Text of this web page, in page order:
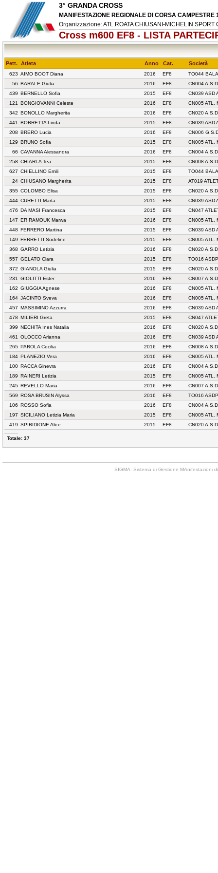
3° GRANDA CROSS
MANIFESTAZIONE REGIONALE DI CORSA
Organizzazione: ATL.ROATA CHIUSANI-MICHELIN SPORT
Cross m600 EF8 - LISTA
Pett. Atleta Anno Cat. Società
623 AIMO BOOT Diana 2016 EF8
TO044
56 BARALE Giulia 2016 EF8
CN004
439 BERNELLO Sofia 2015 EF8
CN039 ASD
121
BONGIOVANNI Celeste 2016 EF8
CN005 ATL.
342 BONOLLO Margherita 2016 EF8
CN020
441
BORRETTA Linda 2015 EF8
CN039 ASD
208 BRERO Lucia 2016 EF8
CN006
129 BRUNO Sofia 2015 EF8
CN005 ATL.
66 CAVANNA Alessandra 2016 EF8
CN004
258 CHIARLA Tea 2015 EF8
CN008
627 CHIELLINO Emili 2015 EF8
TO044
24 CHIUSANO Margherita 2015 EF8
AT019
355 COLOMBO Elisa 2015 EF8
CN020
444 CURETTI Marta 2015 EF8
CN039 ASD
476 DA MASI Francesca 2015 EF8
CN047
147 ER RAMOUK Marwa 2016 EF8
CN005 ATL.
448 FERRERO Martina 2015 EF8
CN039 ASD
149 FERRETTI Sodeline 2015 EF8
CN005 ATL.
368 GARRO Letizia 2016 EF8
CN020
557 GELATO Clara 2015 EF8
TO016
372 GIANOLA Giulia 2015 EF8
CN020
231
GIOLITTI Ester 2016 EF8
CN007
162 GIUGGIA Agnese 2016 EF8
CN005 ATL.
164 JACINTO Sveva 2016 EF8
CN005 ATL.
457 MASSIMINO Azzurra 2016 EF8
CN039 ASD
478 MILIERI Greta 2015 EF8
CN047
399 NECHITA Ines Natalia 2016 EF8
CN020
461
OLOCCO Arianna 2016 EF8
CN039 ASD
265 PAROLA Cecilia 2016 EF8
CN008
184 PLANEZIO Vera 2016 EF8
CN005 ATL.
100 RACCA Ginevra 2016 EF8
CN004
189 RAINERI Letizia 2015 EF8
CN005 ATL.
245 REVELLO Maria 2016 EF8
CN007
569 ROSA BRUSIN Alyssa 2016 EF8
TO016
106 ROSSO Sofia 2016 EF8
CN004
197 SICILIANO Letizia Maria 2015 EF8
CN005 ATL.
419 SPIRIDIONE Alice 2015 EF8 CN020
Totale: 37
SIGMA: Sistema di Gestione MAnifestazioni